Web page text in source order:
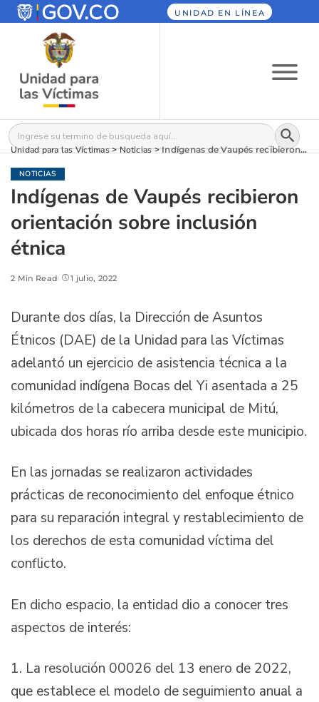
UNIDAD EN LÍNEA
Buscar: Botón
Unidad para las Víctimas>Noticias>Indígenas de Vaupés recibieron orientación sobre inclusión étnica
NOTICIAS
Indígenas de Vaupés recibieron
orientación sobre inclusión
étnica
2 Min Read 1 julio, 2022
Durante dos días, la Dirección de Asuntos
Étnicos (DAE) de la Unidad para las Víctimas
adelantó un ejercicio de asistencia técnica a la
comunidad indígena Bocas del Yi asentada a 25
kilómetros de la cabecera municipal de Mitú,
ubicada dos horas río arriba desde este municipio.
En las jornadas se realizaron actividades
prácticas de reconocimiento del enfoque étnico
para su reparación integral y restablecimiento de
los derechos de esta comunidad víctima del
conflicto.
En dicho espacio, la entidad dio a conocer tres
aspectos de interés:
1. La resolución 00026 del 13 enero de 2022,
que establece el modelo de seguimiento anual a